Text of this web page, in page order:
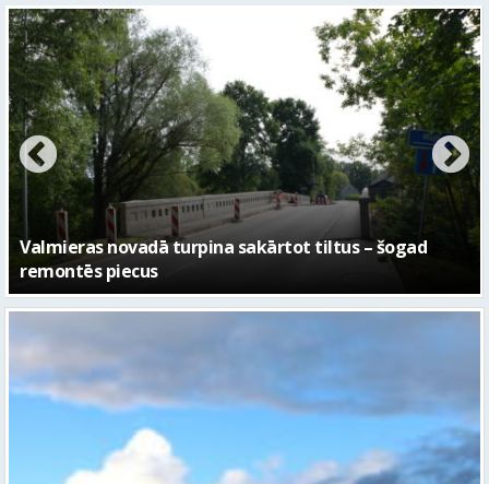
No pagaidu teātra līdz laikmetīgās kultūras centram
– kā attīstīsies “Kurtuve”